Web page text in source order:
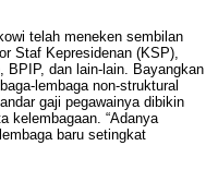
telah meneken sembilan
Staf Kepresidenan (KSP),
BPIP, dan lain-lain. Bayangkan
lembaga non-struktural
gaji pegawainya dibikin
kelembagaan. “Adanya
baru setingkat